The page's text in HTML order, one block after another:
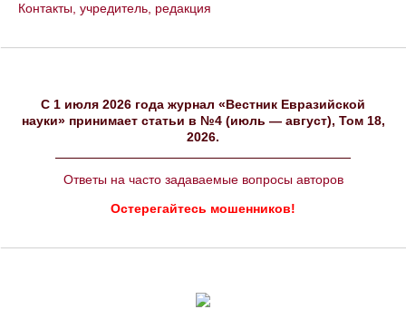
Контакты, учредитель, редакция
C 1 июля 2026 года журнал «Вестник Евразийской
науки» принимает статьи в №4 (июль — август), Том 18,
2026.
Ответы на часто задаваемые вопросы авторов
Остерегайтесь мошенников!